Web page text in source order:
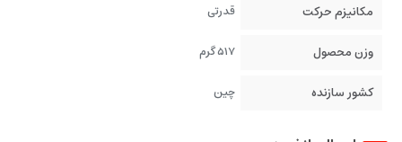
مکانیزم حرکت
قدرتی
وزن محصول 517 گرم
کشور سازنده چین